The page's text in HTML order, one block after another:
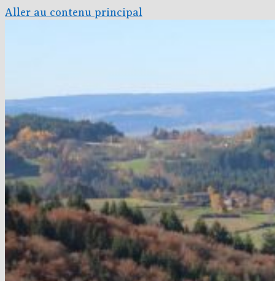
Aller au contenu principal